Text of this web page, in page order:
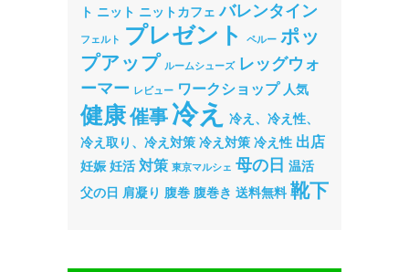
ト ニット ニットカフェ バレンタイン
フェルト プレゼント ペルー ポッ
プアップ ルームシューズ レッグウォ
ーマー レビュー ワークショップ 人気
健康催事 冷え
冷え、冷え性、
冷え取り、冷え対策 冷え対策 冷え性 出店
妊娠 妊活 対策 東京マルシェ 母の日 温活
父の日 肩凝り 腹巻 腹巻き 送料無料 靴下